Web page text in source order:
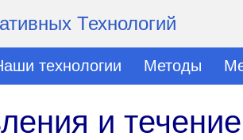
Технологий
технологии Методы
и